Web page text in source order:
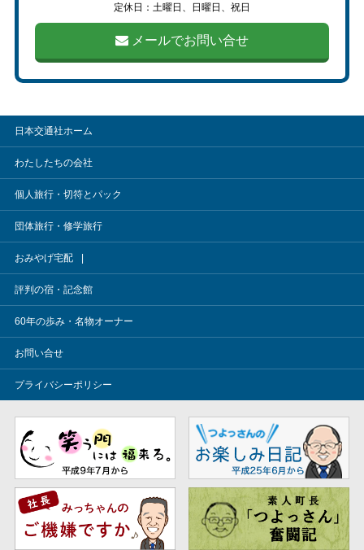
定休日：土曜日、日曜日、祝日
メールでお問い合せ
日本交通社ホーム
わたしたちの会社
個人旅行・切符とパック
団体旅行・修学旅行
おみやげ宅配
評判の宿・記念館
60年の歩み・名物オーナー
お問い合せ
プライバシーポリシー